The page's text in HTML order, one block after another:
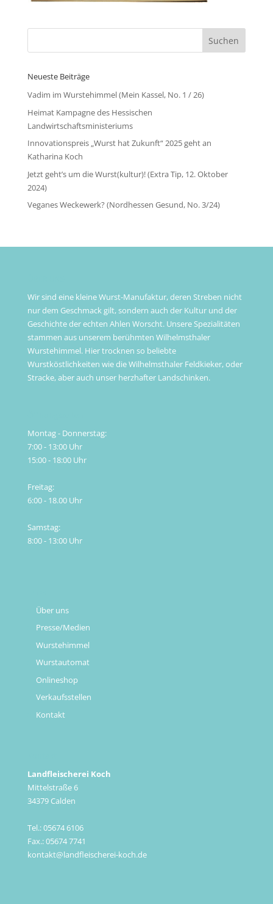
Neueste Beiträge
Vadim im Wurstehimmel (Mein Kassel, No. 1 / 26)
Heimat Kampagne des Hessischen
Landwirtschaftsministeriums
Innovationspreis „Wurst hat Zukunft“ 2025 geht an
Katharina Koch
Jetzt geht’s um die Wurst(kultur)! (Extra Tip, 12. Oktober
2024)
Veganes Weckewerk? (Nordhessen Gesund, No. 3/24)
Wir sind eine kleine Wurst-Manufaktur, deren Streben nicht
nur dem Geschmack gilt, sondern auch der Kultur und der
Geschichte der echten Ahlen Worscht. Unsere Spezialitäten
stammen aus unserem berühmten Wilhelmsthaler
Wurstehimmel. Hier trocknen so beliebte
Wurstköstlichkeiten wie die Wilhelmsthaler Feldkieker, oder
Stracke, aber auch unser herzhafter Landschinken.
Montag - Donnerstag:
7:00 - 13:00 Uhr
15:00 - 18:00 Uhr
Freitag:
6:00 - 18.00 Uhr
Samstag:
8:00 - 13:00 Uhr
Über uns
Presse/Medien
Wurstehimmel
Wurstautomat
Onlineshop
Verkaufsstellen
Kontakt
Landfleischerei Koch
Mittelstraße 6
34379 Calden
Tel.: 05674 6106
Fax.: 05674 7741
kontakt@landfleischerei-koch.de